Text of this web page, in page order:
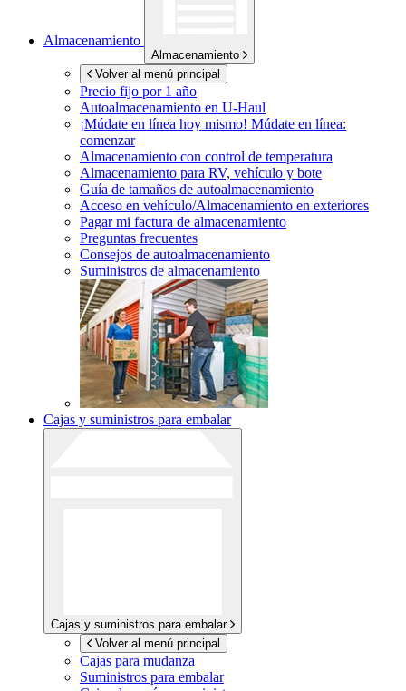
Almacenamiento
Almacenamiento
Volver al menú principal
Precio fijo por 1 año
Autoalmacenamiento en U-Haul
¡Múdate en línea hoy mismo! Múdate en línea:
comenzar
Almacenamiento con control de temperatura
Almacenamiento para RV, vehículo y bote
Guía de tamaños de autoalmacenamiento
Acceso en vehículo/Almacenamiento en exteriores
Pagar mi factura de almacenamiento
Preguntas frecuentes
Consejos de autoalmacenamiento
Suministros de almacenamiento
Cajas y suministros para embalar
Cajas y suministros para embalar
Volver al menú principal
Cajas para mudanza
Suministros para embalar